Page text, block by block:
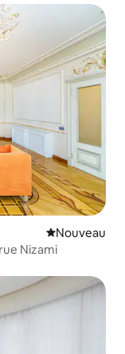
Nouvel
Nouveau
Nizami